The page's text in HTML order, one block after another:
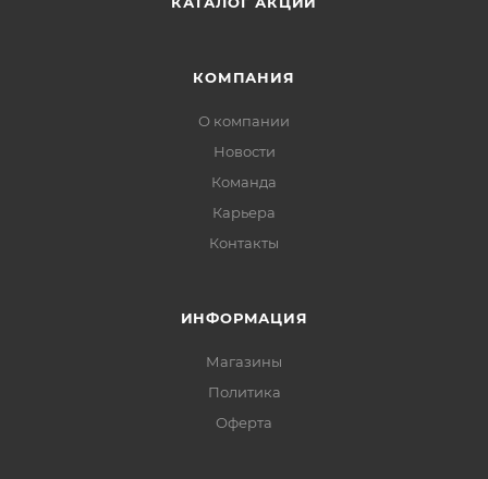
КОМПАНИЯ
О компании
Новости
Команда
Карьера
Контакты
ИНФОРМАЦИЯ
Магазины
Политика
Офертa